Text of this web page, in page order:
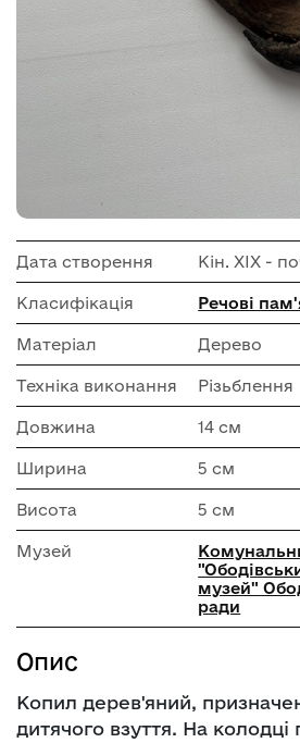
Дата створення Кін. ХІХ -
Класифікація Речові
Матеріал Дерево
Техніка виконання Різьблення
Довжина 14 см
Ширина 5 см
Висота 5 см
Музей
музей"
ради
Опис
Копил дерев'яний,
дитячого взуття. На колодці